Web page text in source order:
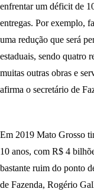
enfrentar um déficit de
entregas. Por exemplo,
uma redução que será
estaduais, sendo quatro
muitas outras obras e
afirma o secretário de
Em 2019 Mato Grosso
10 anos, com R$ 4
bastante ruim do ponto
de Fazenda, Rogério